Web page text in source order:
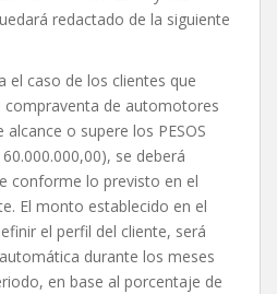
redactado de la siguiente
el caso de los clientes que
compraventa de automotores
o supere los PESOS
se deberá
conforme lo previsto en el
El monto establecido en el
el perfil del cliente, será
durante los meses
en base al porcentaje de